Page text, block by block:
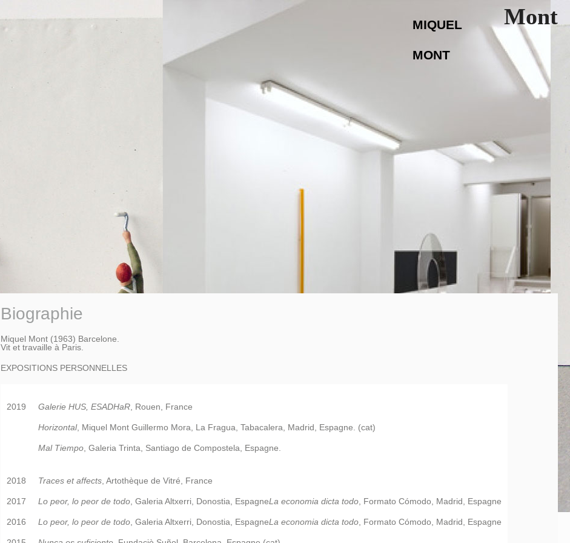
Mont
Biographie
Miquel Mont (1963) Barcelone.
Vit et travaille à Paris.
EXPOSITIONS PERSONNELLES
2019 Galerie HUS, ESADHaR , Rouen, France
Horizontal, Miquel Mont Guillermo Mora, La Fragua, Tabacalera, Madrid, Espagne. (cat)
Mal Tiempo , Galeria Trinta, Santiago de Compostela, Espagne.
2018 Traces et affects , Artothèque de Vitré, France
2017 Lo peor, lo peor de todo , Galeria Altxerri, Donostia, EspagneLa economia dicta todo , Formato Cómodo, Madrid, Espagne
2016 Lo peor, lo peor de todo , Galeria Altxerri, Donostia, EspagneLa economia dicta todo , Formato Cómodo, Madrid, Espagne
MIQUEL
MONT